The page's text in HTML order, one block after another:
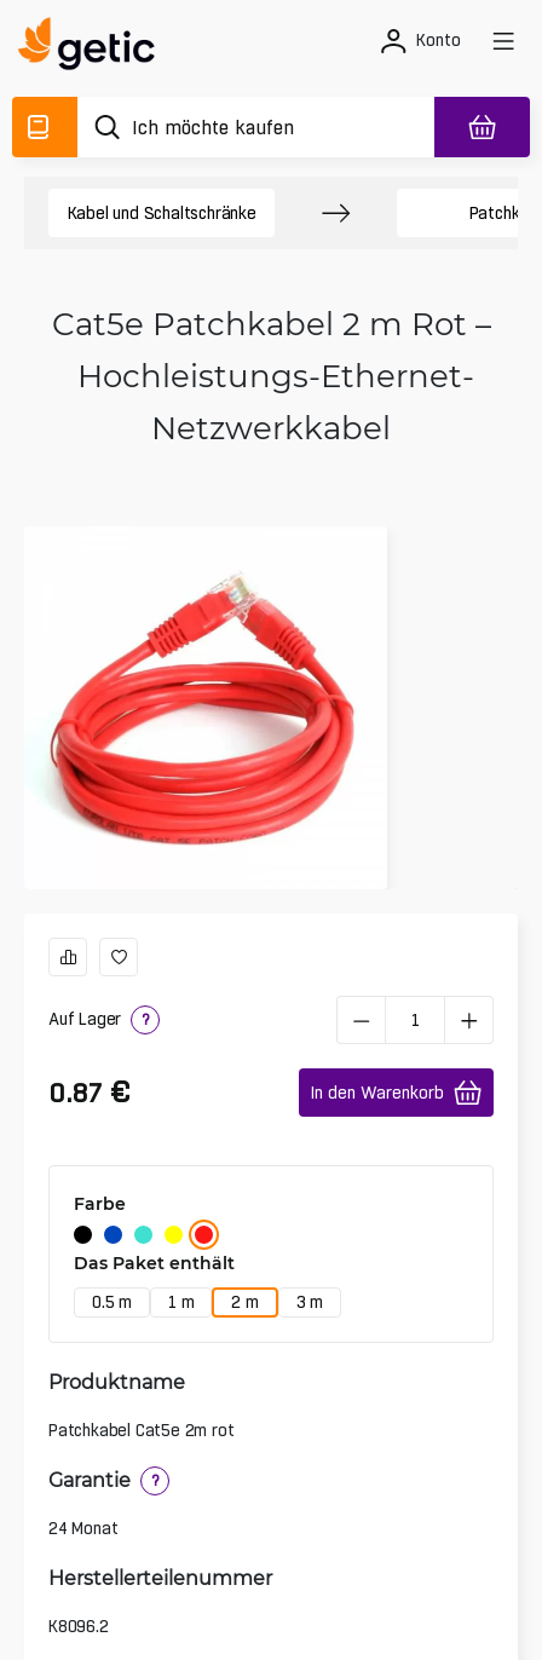
Konto
Kabel und Schaltschränke
Cat5e Patchkabel 2 m Rot –
Hochleistungs-Ethernet-
Netzwerkkabel
Auf Lager ?
0.87 € In den Warenkorb
Farbe
Das Paket enthält
0.5 m 1 m 2 m 3 m
Produktname
Patchkabel Cat5e 2m rot
Garantie ?
24 Monat
Herstellerteilenummer
K8096.2